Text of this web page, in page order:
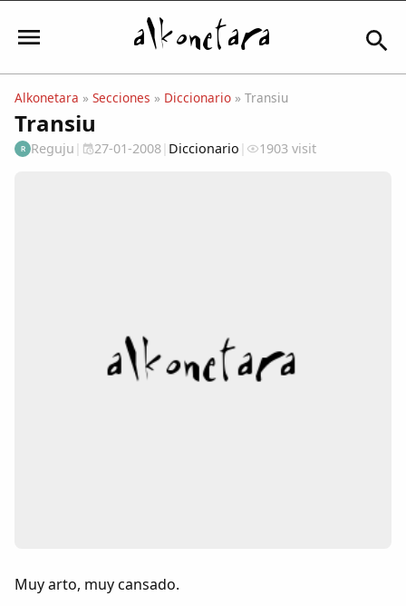
Iniciar sesión
Comunidad
Alkonetara » Secciones » Diccionario » Transiu
Transiu
R Reguju | 27-01-2008| Diccionario | 1903 visit
Muy arto, muy cansado.